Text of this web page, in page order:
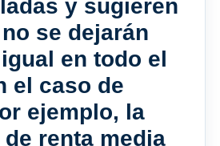
y sugieren
se dejarán
en todo el
el caso de
ejemplo, la
renta media